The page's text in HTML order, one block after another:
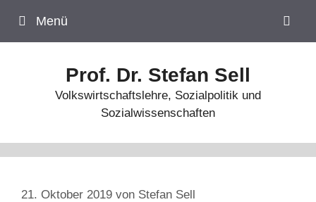
Inhalt
springen
Menü
Prof. Dr. Stefan Sell
Volkswirtschaftslehre, Sozialpolitik und
Sozialwissenschaften
21. Oktober 2019 von Stefan Sell